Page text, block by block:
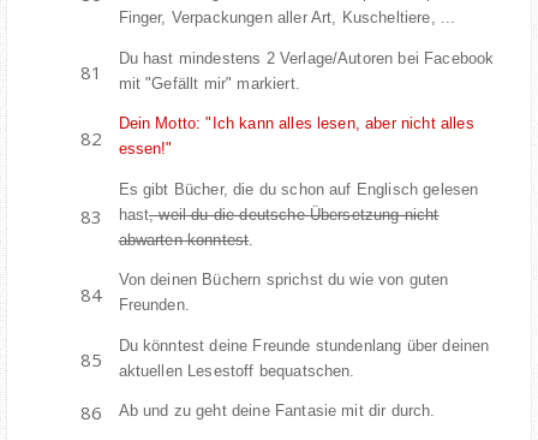
Finger, Verpackungen aller Art, Kuscheltiere, ...
Du hast mindestens 2 Verlage/Autoren bei Facebook
mit "Gefällt mir" markiert.
Dein Motto: "Ich kann alles lesen, aber nicht alles
essen!"
Es gibt Bücher, die du schon auf Englisch gelesen
hast, weil du die deutsche Übersetzung nicht
abwarten konntest.
Von deinen Büchern sprichst du wie von guten
Freunden.
Du könntest deine Freunde stundenlang über deinen
aktuellen Lesestoff bequatschen.
Ab und zu geht deine Fantasie mit dir durch.